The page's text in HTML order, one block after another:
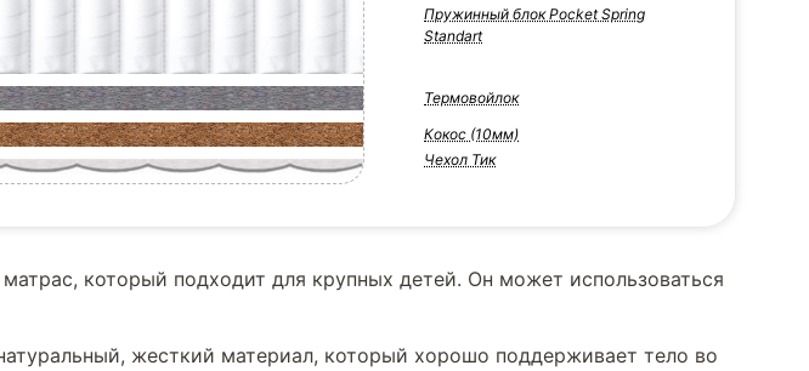
Пружинный блок Pocket Spring
Standart
Термовойлок
Кокос (10мм)
Чехол Тик
который подходит для крупных детей. Он может использоваться
жесткий материал, который хорошо поддерживает тело во